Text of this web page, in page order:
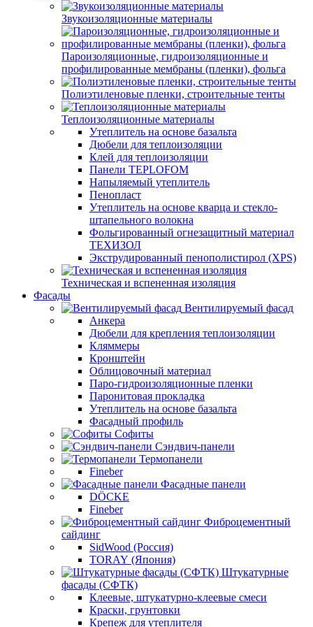
Звукоизоляционные материалы
Пароизоляционные, гидроизоляционные и
профилированные мембраны (пленки), фольга
Полиэтиленовые пленки, строительные тенты
Теплоизоляционные материалы
Утеплитель на основе базальта
Дюбели для теплоизоляции
Клей для теплоизоляции
Панели TEPLOFOM
Напыляемый утеплитель
Пенопласт
Утеплитель на основе кварца и стекло-
штапельного волокна
Фольгированный огнезащитный материал
ТЕХИЗОЛ
Экструдированный пенополистирол (XPS)
Техническая и вспененная изоляция
Фасады
Вентилируемый фасад
Анкера
Дюбели для крепления теплоизоляции
Кляммеры
Кронштейн
Облицовочный материал
Паро-гидроизоляционные пленки
Паронитовая прокладка
Утеплитель на основе базальта
Фасадный профиль
Софиты
Сэндвич-панели
Термопанели
Fineber
Фасадные панели
DÖCKE
Fineber
Фиброцементный
сайдинг
SidWood (Россия)
TORAY (Япония)
Штукатурные
фасады (СФТК)
Клеевые, штукатурно-клеевые смеси
Краски, грунтовки
Крепеж для утеплителя